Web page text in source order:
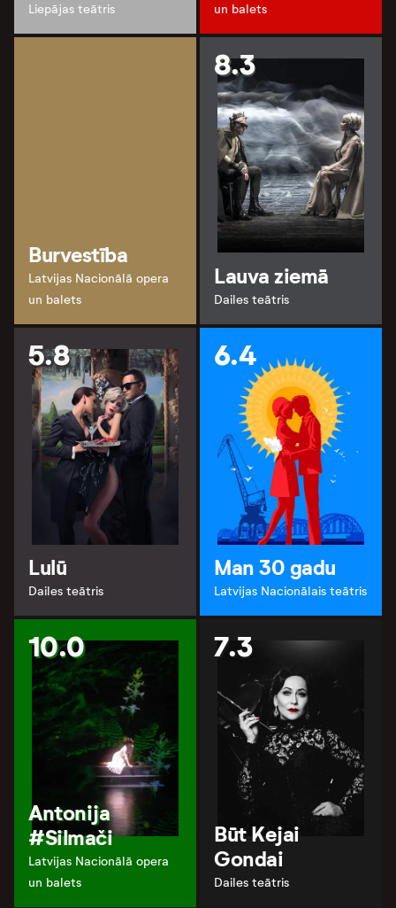
Liepājas teātris
un balets
Burvestība
Latvijas Nacionālā opera
un balets
8.3
Lauva ziemā
Dailes teātris
5.8
Lulū
Dailes teātris
6.4
Man 30 gadu
Latvijas Nacionālais teātris
10.0
Antonija
#Silmači
Latvijas Nacionālā opera
un balets
7.3
Būt Kejai
Gondai
Dailes teātris